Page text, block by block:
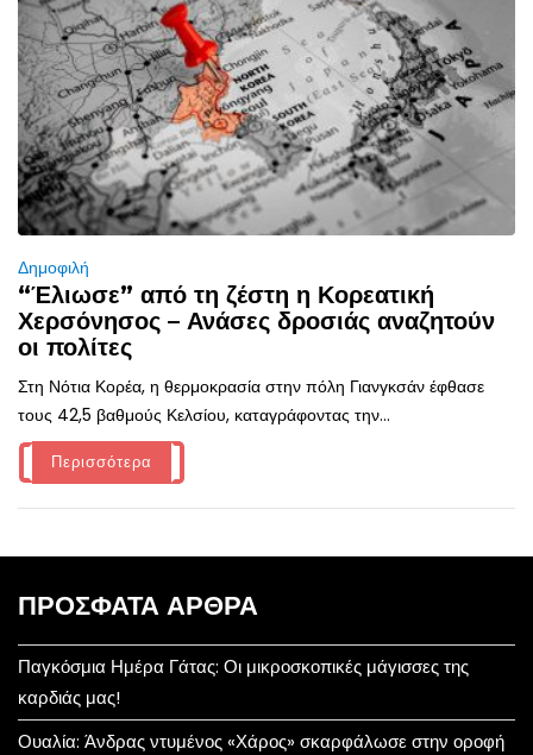
Δημοφιλή
“Έλιωσε” από τη ζέστη η Κορεατική
Χερσόνησος – Ανάσες δροσιάς αναζητούν
οι πολίτες
Στη Νότια Κορέα, η θερμοκρασία στην πόλη Γιανγκσάν έφθασε
τους 42,5 βαθμούς Κελσίου, καταγράφοντας την...
Περισσότερα
ΠΡΌΣΦΑΤΑ ΆΡΘΡΑ
Παγκόσμια Ημέρα Γάτας: Οι μικροσκοπικές μάγισσες της
καρδιάς μας!
Ουαλία: Άνδρας ντυμένος «Χάρος» σκαρφάλωσε στην οροφή